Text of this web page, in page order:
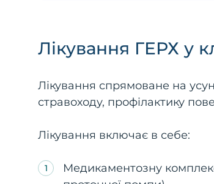
Лікування ГЕРХ у
Лікування спрямоване на
стравоходу, профілактику
Лікування включає в себе:
Медикаментозну